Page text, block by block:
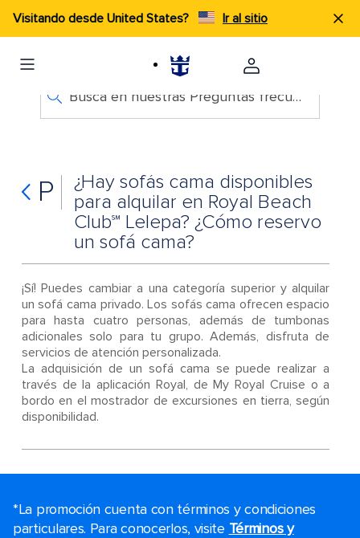
Visitando desde United States? Ir al sitio
Busca en nuestras Preguntas frecuentes
P
¿Hay sofás cama disponibles
para alquilar en Royal Beach
Club℠ Lelepa? ¿Cómo reservo
un sofá cama?
¡Sí! Puedes cambiar a una categoría superior y alquilar
un sofá cama privado. Los sofás cama ofrecen espacio
para hasta cuatro personas, además de tumbonas
adicionales solo para tu grupo. Además, disfruta de
servicios de atención personalizada.
La adquisición de un sofá cama se puede realizar a
través de la aplicación Royal, de My Royal Cruise o a
bordo en el mostrador de excursiones en tierra, según
disponibilidad.
*La promoción cuenta con términos y condiciones
particulares. Para conocerlos, visite Términos y